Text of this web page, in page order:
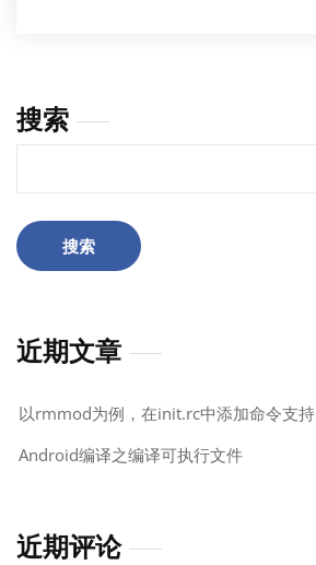
搜索
搜索
近期文章
以rmmod为例，在init.rc中添加命令支持
Android编译之编译可执行文件
近期评论